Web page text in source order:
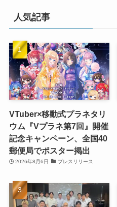
人気記事
VTuber×移動式プラネタリ
ウム『Vプラネ第7回』開催
記念キャンペーン、全国40
郵便局でポスター掲出
2026年8月6日 プレスリリース